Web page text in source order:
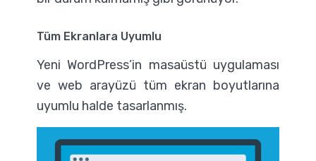
Tüm Ekranlara Uyumlu
Yeni WordPress’in masaüstü uygulaması
ve web arayüzü tüm ekran boyutlarına
uyumlu halde tasarlanmış.